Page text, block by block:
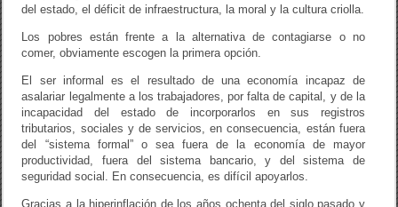
del estado, el déficit de infraestructura, la moral y la cultura criolla.
Los pobres están frente a la alternativa de contagiarse o no
comer, obviamente escogen la primera opción.
El ser informal es el resultado de una economía incapaz de
asalariar legalmente a los trabajadores, por falta de capital, y de la
incapacidad del estado de incorporarlos en sus registros
tributarios, sociales y de servicios, en consecuencia, están fuera
del “sistema formal” o sea fuera de la economía de mayor
productividad, fuera del sistema bancario, y del sistema de
seguridad social. En consecuencia, es difícil apoyarlos.
Gracias a la hiperinflación de los años ochenta del siglo pasado y